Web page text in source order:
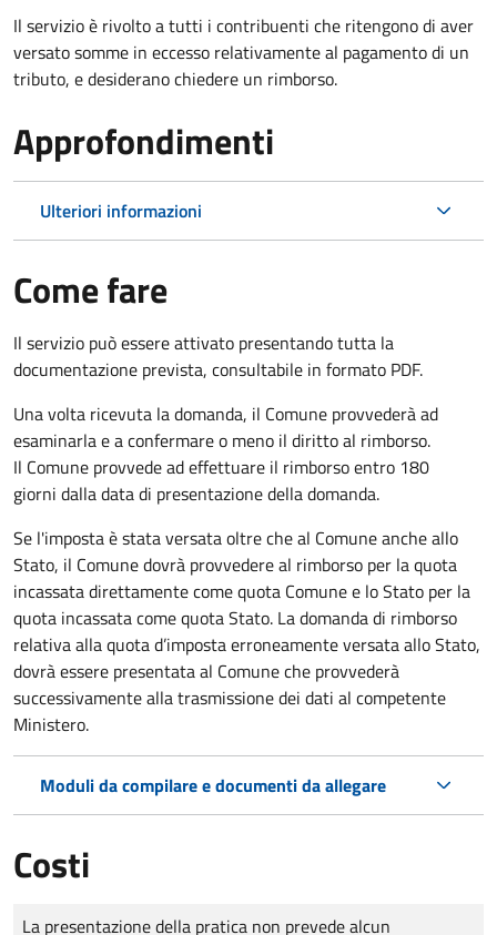
Il servizio è rivolto a tutti i contribuenti che ritengono di aver
versato somme in eccesso relativamente al pagamento di un
tributo, e desiderano chiedere un rimborso.
Approfondimenti
Ulteriori informazioni
Come fare
Il servizio può essere attivato presentando tutta la
documentazione prevista, consultabile in formato PDF.
Una volta ricevuta la domanda, il Comune provvederà ad
esaminarla e a confermare o meno il diritto al rimborso.
Il Comune provvede ad effettuare il rimborso entro 180
giorni dalla data di presentazione della domanda.
Se l'imposta è stata versata oltre che al Comune anche allo
Stato, il Comune dovrà provvedere al rimborso per la quota
incassata direttamente come quota Comune e lo Stato per la
quota incassata come quota Stato. La domanda di rimborso
relativa alla quota d’imposta erroneamente versata allo Stato,
dovrà essere presentata al Comune che provvederà
successivamente alla trasmissione dei dati al competente
Ministero.
Moduli da compilare e documenti da allegare
Costi
Tipo di pagamento
Importo
La presentazione della pratica non prevede alcun